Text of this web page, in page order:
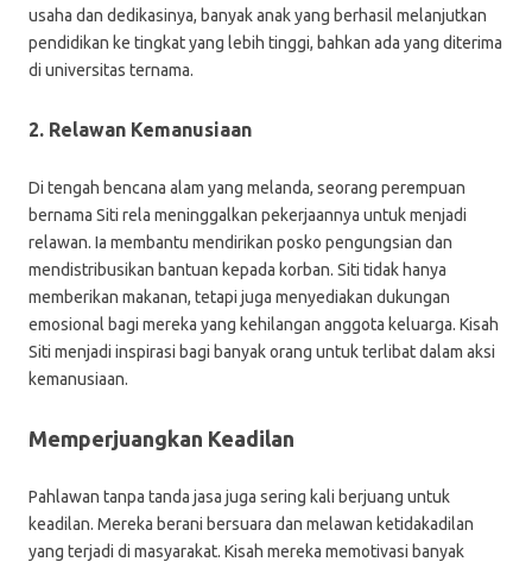
usaha dan dedikasinya, banyak anak yang berhasil melanjutkan
pendidikan ke tingkat yang lebih tinggi, bahkan ada yang diterima
di universitas ternama.
2. Relawan Kemanusiaan
Di tengah bencana alam yang melanda, seorang perempuan
bernama Siti rela meninggalkan pekerjaannya untuk menjadi
relawan. Ia membantu mendirikan posko pengungsian dan
mendistribusikan bantuan kepada korban. Siti tidak hanya
memberikan makanan, tetapi juga menyediakan dukungan
emosional bagi mereka yang kehilangan anggota keluarga. Kisah
Siti menjadi inspirasi bagi banyak orang untuk terlibat dalam aksi
kemanusiaan.
Memperjuangkan Keadilan
Pahlawan tanpa tanda jasa juga sering kali berjuang untuk
keadilan. Mereka berani bersuara dan melawan ketidakadilan
yang terjadi di masyarakat. Kisah mereka memotivasi banyak